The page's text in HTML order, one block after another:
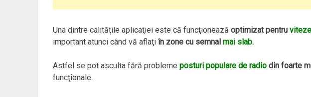
Una dintre calităţile aplicaţiei este că funcţionează optimizat pentru
important atunci când vă aflaţi în zone cu semnal mai slab.
Astfel se pot asculta fără probleme posturi populare de radiodin foarte
funcţionale.